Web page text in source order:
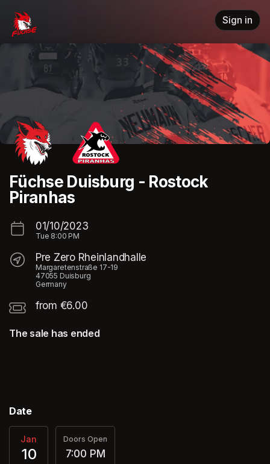
Sign in
Füchse Duisburg - Rostock
Piranhas
01/10/2023
Tue 8:00 PM
Pre Zero Rheinlandhalle
Margaretenstraße 17-19
47055 Duisburg
Germany
from €6.00
The sale has ended
Date
Jan
10
Doors Open
7:00 PM